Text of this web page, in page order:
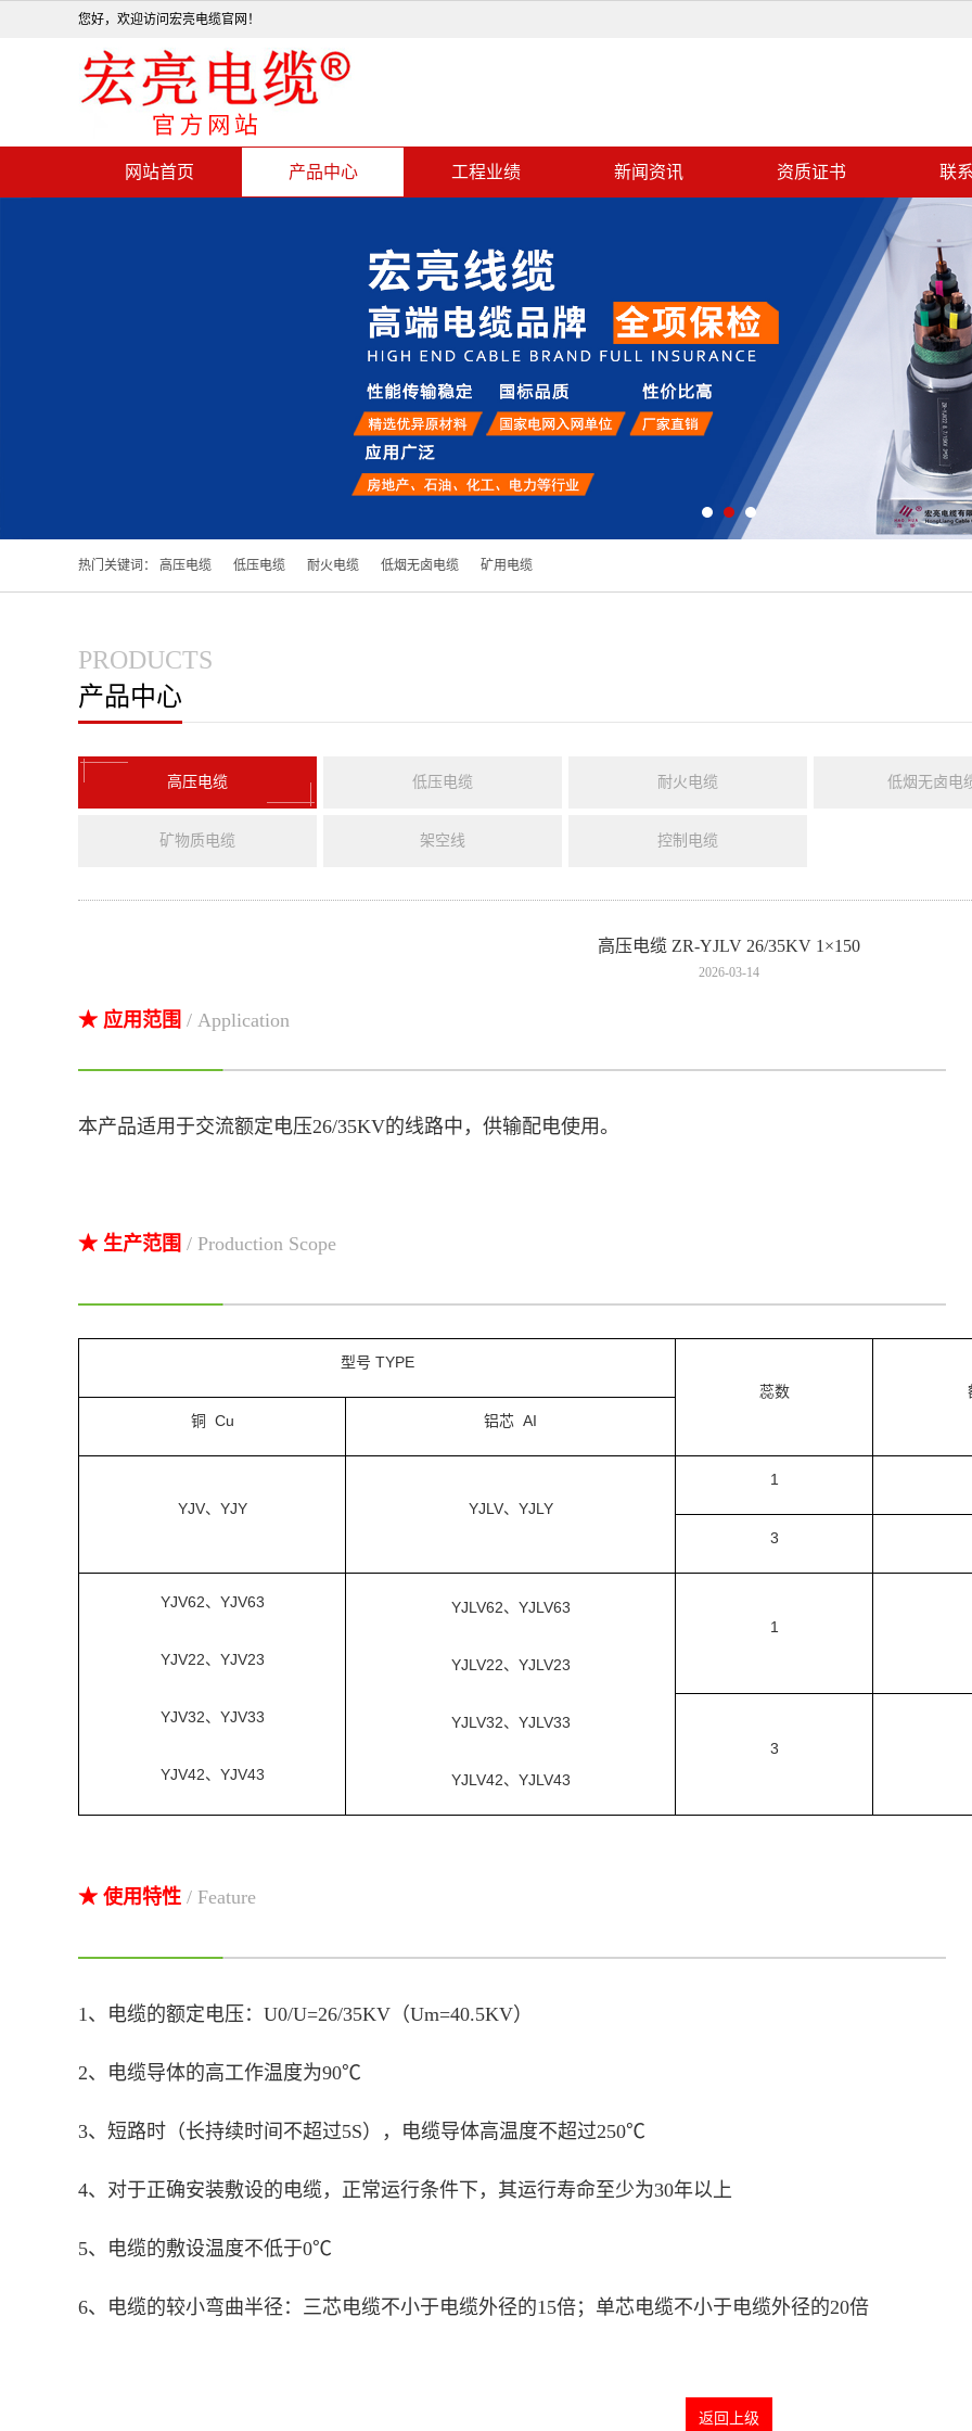
您好，欢迎访问宏亮电缆官网！
网站首页 产品中心 工程业绩 新闻资讯 资质证书 联
热门关键词： 高压电缆 低压电缆 耐火电缆 低烟无卤电缆 矿用电缆
PRODUCTS
产品中心
高压电缆 低压电缆 耐火电缆 低烟无卤电
矿物质电缆 架空线 控制电缆
高压电缆 ZR-YJLV 26/35KV 1×150
2026-03-14
★ 应用范围 / Application
本产品适用于交流额定电压26/35KV的线路中，供输配电使用。
★ 生产范围 / Production Scope
型号 TYPE
蕊数
铜 Cu 铝芯 AI
YJV、YJY YJLV、YJLY
1
3
YJV62、YJV63
YJV22、YJV23
YJV32、YJV33
YJV42、YJV43
YJLV62、YJLV63
YJLV22、YJLV23
YJLV32、YJLV33
YJLV42、YJLV43
1
3
★ 使用特性 / Feature
1、 电缆的额定电压：U0/U=26/35KV（Um=40.5KV）
2、电缆导体的高工作温度为90℃
3、短路时（长持续时间不超过5S），电缆导体高温度不超过250℃
4、对于正确安装敷设的电缆，正常运行条件下，其运行寿命至少为30年以上
5、电缆的敷设温度不低于0℃
6、电缆的较小弯曲半径：三芯电缆不小于电缆外径的15倍；单芯电缆不小于电缆外径的20倍
返回上级